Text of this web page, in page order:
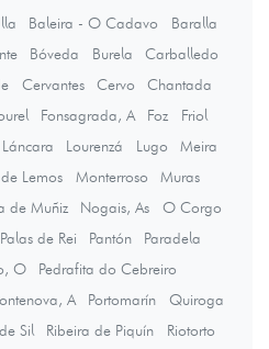
Baleira - O Cadavo
Baralla
Bóveda Burela
Carballedo
Cervantes Cervo
Chantada
Fonsagrada, A Foz
Friol
Láncara Lourenzá Lugo
Meira
Lemos Monterroso
Muras
de Muñiz Nogais, As
O Corgo
Palas de Rei Pantón
Paradela
O
Pedrafita do Cebreiro
A Portomarín
Quiroga
Sil Ribeira de Piquín
Riotorto